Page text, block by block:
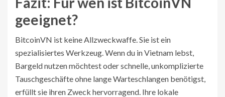
geeignet?
BitcoinVN ist keine Allzweckwaffe. Sie ist ein
spezialisiertes Werkzeug. Wenn du in Vietnam lebst,
Bargeld nutzen möchtest oder schnelle, unkomplizierte
Tauschgeschäfte ohne lange Warteschlangen benötigst,
erfüllt sie ihren Zweck hervorragend. Ihre lokale